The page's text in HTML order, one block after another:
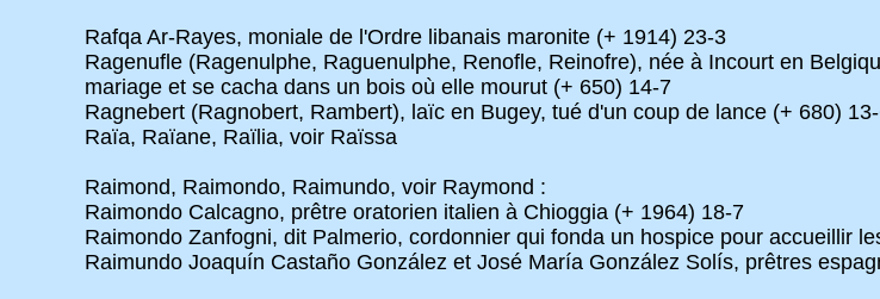
Rafqa Ar-Rayes, moniale de l'Ordre libanais maronite (+ 1914) 23-3
Ragenufle (Ragenulphe, Raguenulphe, Renofle, Reinofre), née à Incourt en
mariage et se cacha dans un bois où elle mourut (+ 650) 14-7
Ragnebert (Ragnobert, Rambert), laïc en Bugey, tué d'un coup de lance (+ 680)
Raïa, Raïane, Raïlia, voir Raïssa
Raimond, Raimondo, Raimundo, voir Raymond :
Raimondo Calcagno, prêtre oratorien italien à Chioggia (+ 1964) 18-7
Raimondo Zanfogni, dit Palmerio, cordonnier qui fonda un hospice pour accueillir
Raimundo Joaquín Castaño González et José María González Solís, prêtres